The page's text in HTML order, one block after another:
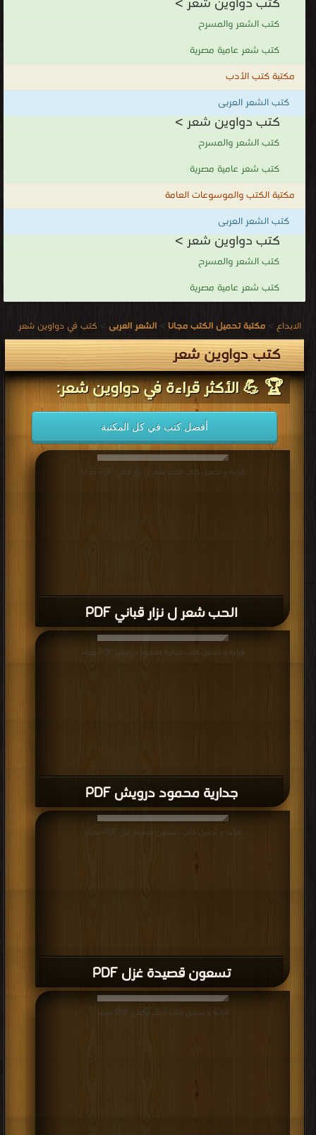
كتب الشعر والمسرح
كتب شعر عامية مصرية
مكتبة كتب الأدب
كتب الشعر العربى
كتب دواوين شعر >
كتب الشعر والمسرح
كتب شعر عامية مصرية
مكتبة الكتب والموسوعات العامة
كتب الشعر العربى
كتب دواوين شعر >
كتب الشعر والمسرح
كتب شعر عامية مصرية
الابداع > مكتبة تحميل الكتب مجانا > الشعر العربى > كتب في دواوين شعر
كتب دواوين شعر
🏆 💪 الأكثر قراءة في دواوين شعر:
أفضل كتب في كل المكتبة
الحب شعر ل نزار قباني PDF
قراءة و تحميل كتاب الحب شعر ل نزار قباني PDF مجانا
جدارية محمود درويش PDF
قراءة و تحميل كتاب جدارية محمود درويش PDF مجانا
تسعون قصيدة غزل PDF
قراءة و تحميل كتاب تسعون قصيدة غزل PDF مجانا
قراءة و تحميل كتاب أحبك وكفى PDF مجانا